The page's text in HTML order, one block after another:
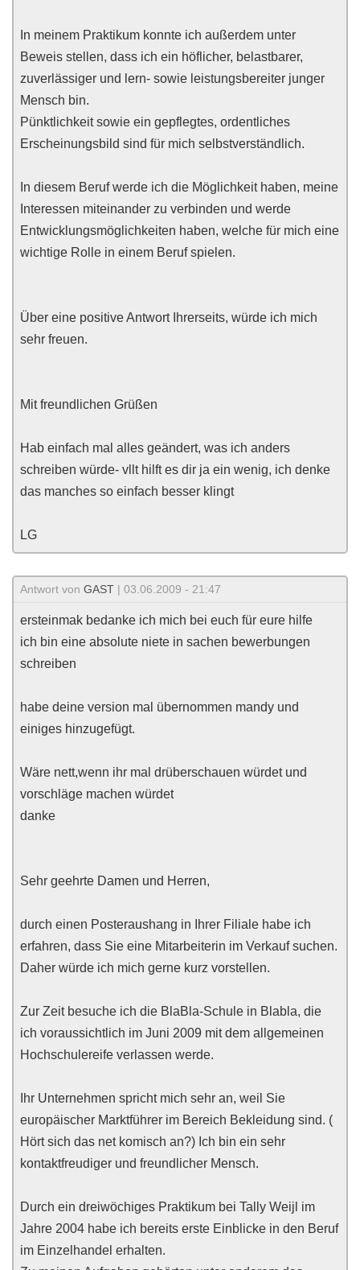
In meinem Praktikum konnte ich außerdem unter
Beweis stellen, dass ich ein höflicher, belastbarer,
zuverlässiger und lern- sowie leistungsbereiter junger
Mensch bin.
Pünktlichkeit sowie ein gepflegtes, ordentliches
Erscheinungsbild sind für mich selbstverständlich.
In diesem Beruf werde ich die Möglichkeit haben, meine
Interessen miteinander zu verbinden und werde
Entwicklungsmöglichkeiten haben, welche für mich eine
wichtige Rolle in einem Beruf spielen.
Über eine positive Antwort Ihrerseits, würde ich mich
sehr freuen.
Mit freundlichen Grüßen
Hab einfach mal alles geändert, was ich anders
schreiben würde- vllt hilft es dir ja ein wenig, ich denke
das manches so einfach besser klingt
LG
Antwort von GAST | 03.06.2009 - 21:47
ersteinmak bedanke ich mich bei euch für eure hilfe
ich bin eine absolute niete in sachen bewerbungen
schreiben
habe deine version mal übernommen mandy und
einiges hinzugefügt.
Wäre nett,wenn ihr mal drüberschauen würdet und
vorschläge machen würdet
danke
Sehr geehrte Damen und Herren,
durch einen Posteraushang in Ihrer Filiale habe ich
erfahren, dass Sie eine Mitarbeiterin im Verkauf suchen.
Daher würde ich mich gerne kurz vorstellen.
Zur Zeit besuche ich die BlaBla-Schule in Blabla, die
ich voraussichtlich im Juni 2009 mit dem allgemeinen
Hochschulereife verlassen werde.
Ihr Unternehmen spricht mich sehr an, weil Sie
europäischer Marktführer im Bereich Bekleidung sind. (
Hört sich das net komisch an?) Ich bin ein sehr
kontaktfreudiger und freundlicher Mensch.
Durch ein dreiwöchiges Praktikum bei Tally Weijl im
Jahre 2004 habe ich bereits erste Einblicke in den Beruf
im Einzelhandel erhalten.